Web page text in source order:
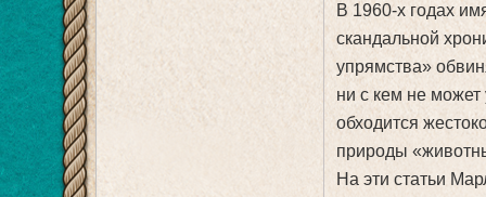
В 1960-х годах
скандальной
упрямства»
ни с кем не
обходится
природы
На эти статьи